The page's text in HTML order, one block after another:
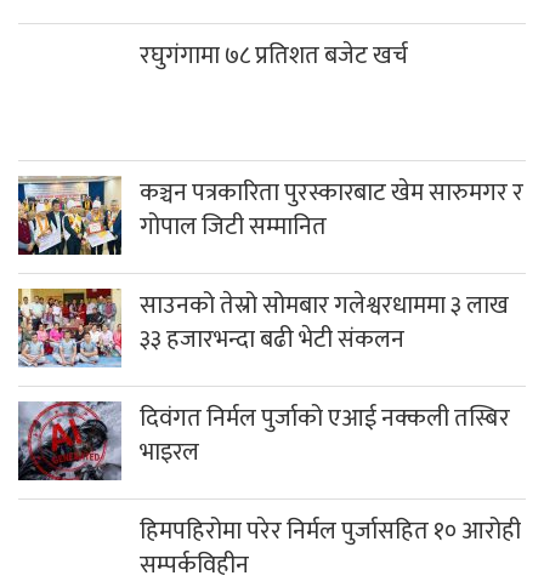
रघुगंगामा ७८ प्रतिशत बजेट खर्च
कञ्चन पत्रकारिता पुरस्कारबाट खेम सारुमगर र
गोपाल जिटी सम्मानित
साउनको तेस्रो सोमबार गलेश्वरधाममा ३ लाख
३३ हजारभन्दा बढी भेटी संकलन
दिवंगत निर्मल पुर्जाको एआई नक्कली तस्बिर
भाइरल
हिमपहिरोमा परेर निर्मल पुर्जासहित १० आरोही
सम्पर्कविहीन